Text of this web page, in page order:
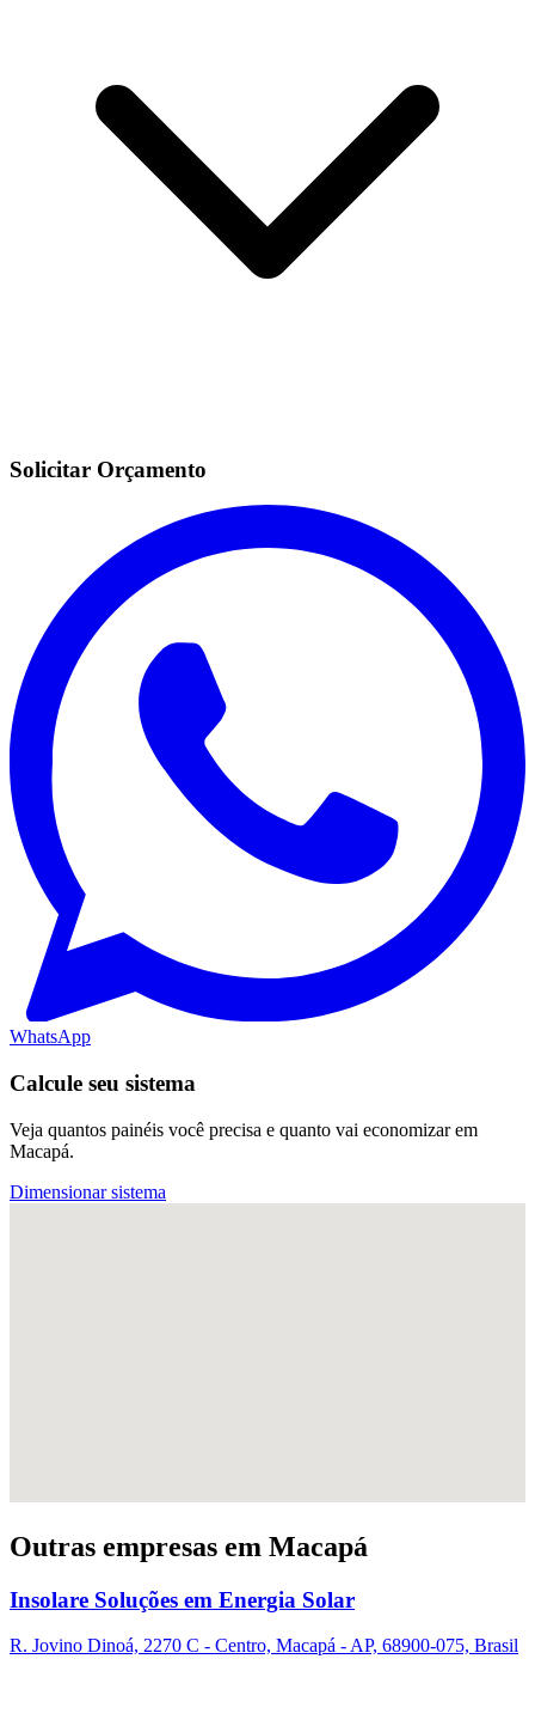
Solicitar Orçamento
WhatsApp
Calcule seu sistema
Veja quantos painéis você precisa e quanto vai economizar em
Macapá.
Dimensionar sistema
Outras empresas em Macapá
Insolare Soluções em Energia Solar
R. Jovino Dinoá, 2270 C - Centro, Macapá - AP, 68900-075, Brasil